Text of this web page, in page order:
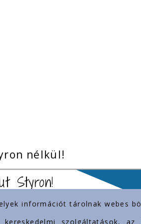
nélkül!
Styron!
információt tárolnak webes
szolgáltatások, az